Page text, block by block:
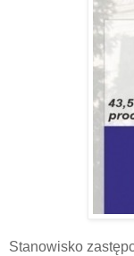
Stanowisko